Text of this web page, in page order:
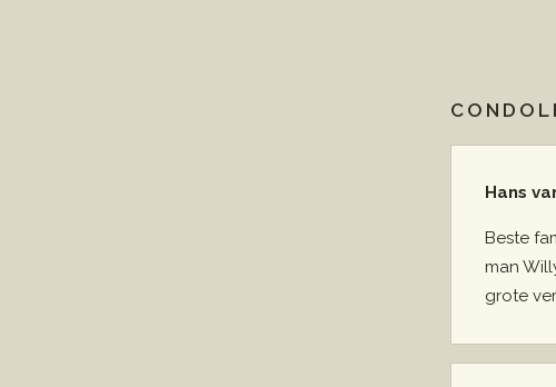
Hans
Beste
man
grote